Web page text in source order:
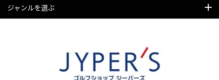
ジャンルを選ぶ